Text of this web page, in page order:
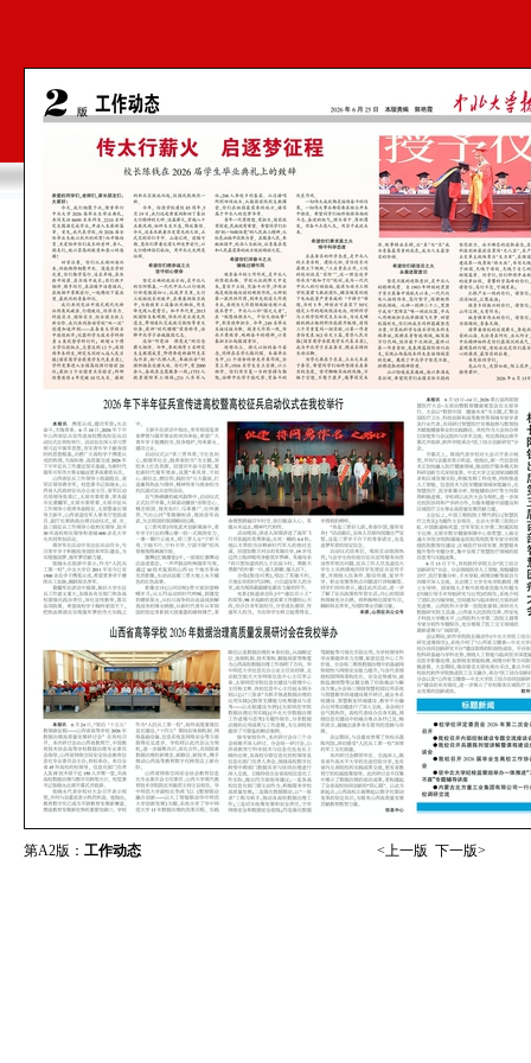
第A2版： 工作动态 <上一版 下一版>